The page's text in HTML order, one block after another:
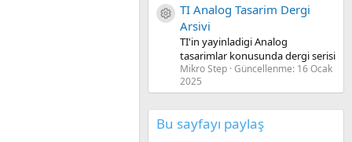
Kaynak ikon/amblem
TI Analog Tasarim Dergi
Arsivi
TI'in yayinladigi Analog
tasarimlar konusunda dergi serisi
Mikro Step Güncellenme: 16 Ocak
2025
Bu sayfayı paylaş